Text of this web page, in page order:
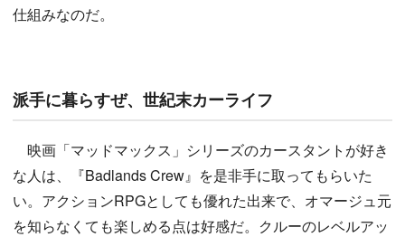
仕組みなのだ。
派手に暮らすぜ、世紀末カーライフ
映画「マッドマックス」シリーズのカースタントが好き
な人は、『Badlands Crew』を是非手に取ってもらいた
い。アクションRPGとしても優れた出来で、オマージュ元
を知らなくても楽しめる点は好感だ。クルーのレベルアッ